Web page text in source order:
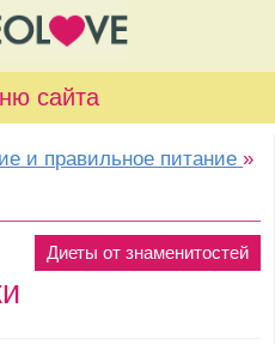
сайта
и правильное питание »
Диеты от знаменитостей